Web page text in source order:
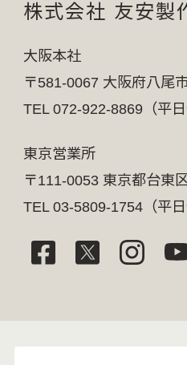
株式会社 友安製
大阪本社
〒581-0067 大阪府八尾
TEL 072-922-8869（平日
東京営業所
〒111-0053 東京都台東
TEL 03-5809-1754（平日